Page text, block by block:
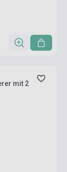
mit 2